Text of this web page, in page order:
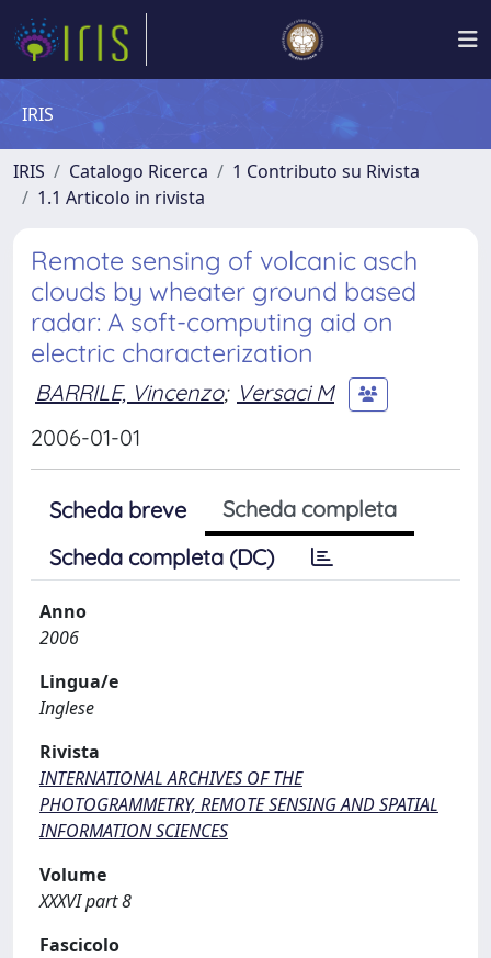
IRIS
IRIS Catalogo Ricerca
1 Contributo su Rivista
1.1 Articolo in rivista
Remote sensing of volcanic asch
clouds by wheater ground based
radar: A soft-computing aid on
electric characterization
BARRILE, Vincenzo; Versaci M
2006-01-01
Scheda breve
Scheda completa
Scheda completa (DC)
Anno
2006
Lingua/e
Inglese
Rivista
INTERNATIONAL ARCHIVES OF THE
PHOTOGRAMMETRY, REMOTE SENSING AND SPATIAL
INFORMATION SCIENCES
Volume
XXXVI part 8
Fascicolo